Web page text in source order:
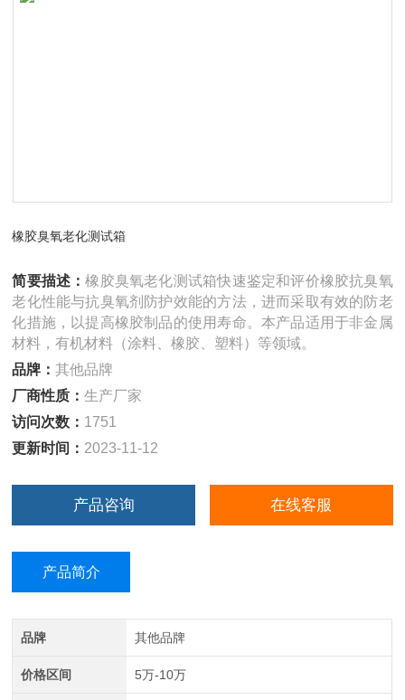
橡胶臭氧老化测试箱
简要描述：橡胶臭氧老化测试箱快速鉴定和评价橡胶抗臭氧
老化性能与抗臭氧剂防护效能的方法，进而采取有效的防老
化措施，以提高橡胶制品的使用寿命。本产品适用于非金属
材料，有机材料（涂料、橡胶、塑料）等领域。
品牌：其他品牌
厂商性质：生产厂家
访问次数： 1751
更新时间： 2023-11-12
产品咨询 在线客服
产品简介
品牌 其他品牌
价格区间 5万-10万